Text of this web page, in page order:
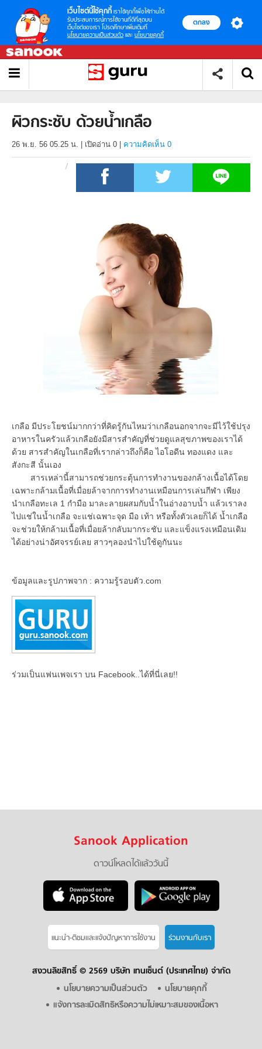
เว็บไซต์นี้ใช้คุกกี้ เราใช้คุกกี้เพื่อให้ท่านได้
รับประสบการณ์การใช้งานที่ดีที่สุดบน
เว็บไซต์ของเรา โปรดศึกษาเพิ่มเติมที่
นโยบายความเป็นส่วนตัว และ นโยบายคุกกี้
ตกลง
ผิวกระชับ ด้วยน้ำเกลือ
26 พ.ย. 56 05.25 น. เปิดอ่าน 0 ความคิดเห็น 0
เกลือ มีประโยชน์มากกว่าที่คิดรู้กันไหมว่าเกลือนอกจากจะมีไว้ใช้ปรุง
อาหารในครัวแล้วเกลือยังมีสารสำคัญที่ช่วยดูแลสุขภาพของเราได้
ด้วย สารสำคัญในเกลือที่เรากล่าวถึงก็คือ ไอโอดีน ทองแดง และ
สังกะสี นั้นเอง
สารเหล่านี้สามารถช่วยกระตุ้นการทำงานของกล้างเนื้อได้โดย
เฉพาะกล้ามเนื้อที่เมื่อยล้าจากการทำงานเหมือนการเล่นกีฬา เพียง
นำเกลือทะเล 1 กำมือ มาละลายผสมกับน้ำในอ่างอาบน้ำ แล้วเราลง
ไปแช่ในน้ำเกลือ จะแช่เฉพาะจุด มือ เท้า หรือทั้งตัวเลยก็ได้ น้ำเกลือ
จะช่วยให้กล้ามเนื้อที่เมื่อยล้ากลับมากระชับ และแข็งแรงเหมือนเดิม
ได้อย่างน่าอัศจรรย์เลย สาวๆลองนำไปใช้ดูกันนะ
ข้อมูลและรูปภาพจาก : ความรู้รอบตัว.com
ร่วมเป็นแฟนเพจเรา บน Facebook..ได้ที่นี่เลย!!
Sanook Application
ดาวน์โหลดได้แล้ววันนี้
แนะนำ-ติชมเเละแจ้งปัญหาการใช้งาน ร่วมงานกับเรา
สงวนลิขสิทธิ์ © 2569 บริษัท เทนเซ็นต์ (ประเทศไทย) จำกัด
นโยบายความเป็นส่วนตัว
นโยบายคุกกี้
แจ้งการละเมิดสิทธิหรือความไม่เหมาะสมของเนื้อหา